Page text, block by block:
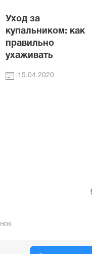
Уход за
купальником: как
правильно
ухаживать
15.04.2020